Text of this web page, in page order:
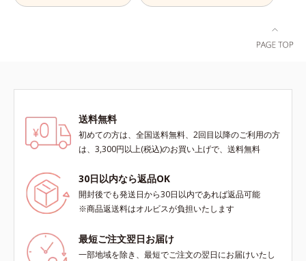
送料無料
初めての方は、全国送料無料、2回目以降のご利用の方
は、3,300円以上(税込)のお買い上げで、送料無料
30日以内なら返品OK
開封後でも発送日から30日以内であれば返品可能
※商品返送料はオルビスが負担いたします
最短ご注文翌日お届け
一部地域を除き、最短でご注文の翌日にお届けいたし